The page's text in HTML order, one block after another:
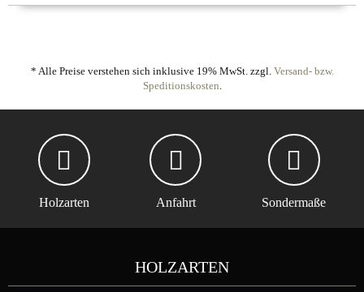
* Alle Preise verstehen sich inklusive 19% MwSt. zzgl. Versand- bzw.
Speditionskosten.
Holzarten Anfahrt Sondermaße
HOLZARTEN